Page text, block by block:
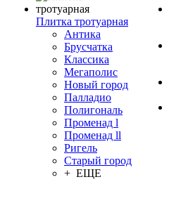
Плитка тротуарная
Антика
Брусчатка
Классика
Мегаполис
Новый город
Палладио
Полигональ
Променад l
Променад ll
Ригель
Старый город
+ ЕЩЕ